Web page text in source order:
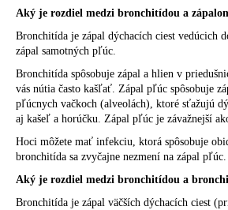
Aký je rozdiel medzi bronchitídou a
Bronchitída je zápal dýchacích ciest vedúcich
zápal samotných pľúc.
Bronchitída spôsobuje zápal a hlien v
vás nútia často kašľať. Zápal pľúc spôsobuje
pľúcnych vačkoch (alveolách), ktoré sťažujú
aj kašeľ a horúčku. Zápal pľúc je závažnejší
Hoci môžete mať infekciu, ktorá spôsobuje
bronchitída sa zvyčajne nezmení na zápal pľúc.
Aký je rozdiel medzi bronchitídou a
Bronchitída je zápal väčších dýchacích ciest